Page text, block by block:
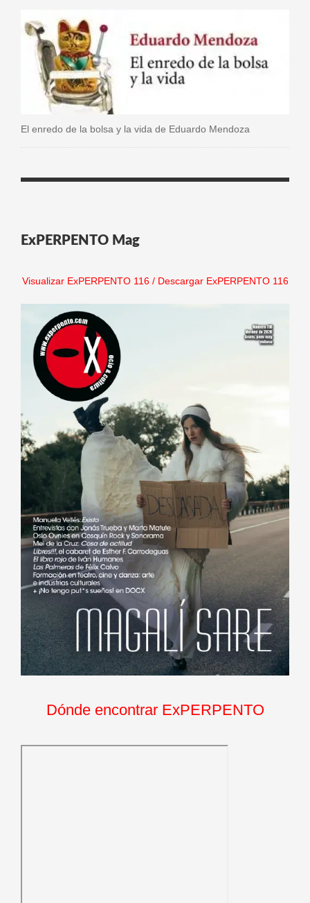
El enredo de la bolsa y la vida de Eduardo Mendoza
ExPERPENTO Mag
Visualizar ExPERPENTO 116/ Descargar ExPERPENTO 116
Dónde encontrar ExPERPENTO